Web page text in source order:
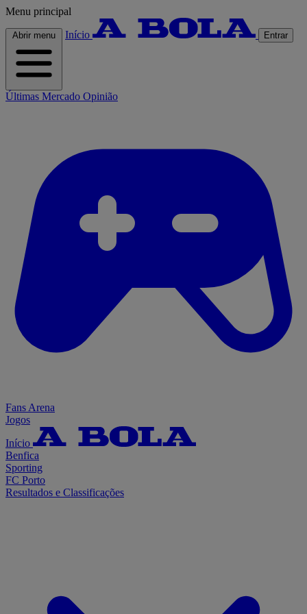
Menu principal
Abrir menu Início Entrar
Últimas Mercado Opinião
Fans Arena
Jogos
Início
Benfica
Sporting
FC Porto
Resultados e Classificações